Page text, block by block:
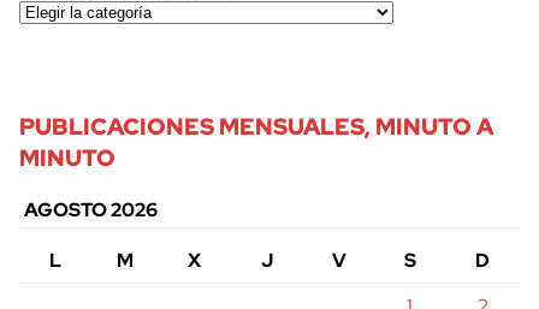
PUBLICACIONES MENSUALES, MINUTO A
MINUTO
AGOSTO 2026
L
M X J V S
D